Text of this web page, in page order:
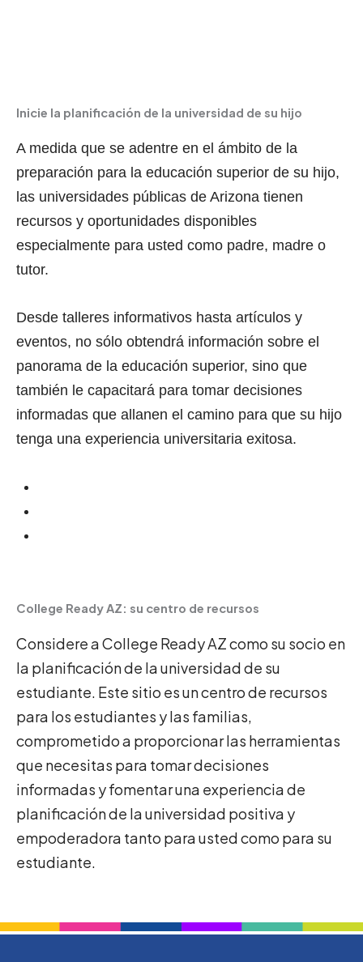
Inicie la planificación de la universidad de su hijo
A medida que se adentre en el ámbito de la
preparación para la educación superior de su hijo,
las universidades públicas de Arizona tienen
recursos y oportunidades disponibles
especialmente para usted como padre, madre o
tutor.
Desde talleres informativos hasta artículos y
eventos, no sólo obtendrá información sobre el
panorama de la educación superior, sino que
también le capacitará para tomar decisiones
informadas que allanen el camino para que su hijo
tenga una experiencia universitaria exitosa.
College Ready AZ: su centro de recursos
Considere a College Ready AZ como su socio en
la planificación de la universidad de su
estudiante. Este sitio es un centro de recursos
para los estudiantes y las familias,
comprometido a proporcionar las herramientas
que necesitas para tomar decisiones
informadas y fomentar una experiencia de
planificación de la universidad positiva y
empoderadora tanto para usted como para su
estudiante.